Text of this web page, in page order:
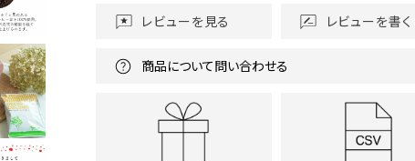
レビューを見る レビューを書く
商品について問い合わせる